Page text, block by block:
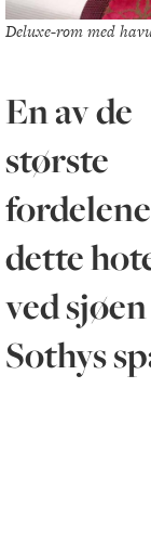
Deluxe-rom med
En av de
største
dette
ved
Sothys